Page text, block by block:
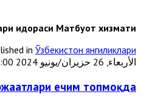
идораси Матбуот хизмати
in Ўзбекистон янгиликлари
الأربعاء, 26 حزيران/يونيو 2024 00:00
ечим топмоқда